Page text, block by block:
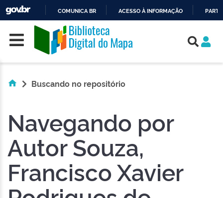
O
CONTEÚDO
COMUNICA BR ACESSO À INFORMAÇÃO
Skip navigation
Buscando no repositório
Navegando por
Autor Souza,
Francisco Xavier